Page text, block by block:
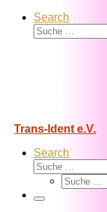
Search
Suche
Trans-Ident e.V.
Search
Suche
Suche
Menü